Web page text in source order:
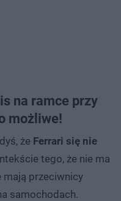
na ramce przy
możliwe!
że Ferrari się nie
tego, że nie ma
mają przeciwnicy
samochodach.